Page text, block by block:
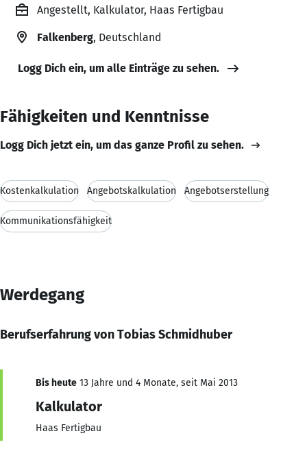
Angestellt, Kalkulator, Haas Fertigbau
Falkenberg, Deutschland
Logg Dich ein, um alle Einträge zu sehen.
Fähigkeiten und Kenntnisse
Logg Dich jetzt ein, um das ganze Profil zu sehen.
Kostenkalkulation Angebotskalkulation Angebotserstellung
Kommunikationsfähigkeit
Werdegang
Berufserfahrung von Tobias Schmidhuber
Bis heute 13 Jahre und 4 Monate, seit Mai 2013
Kalkulator
Haas Fertigbau